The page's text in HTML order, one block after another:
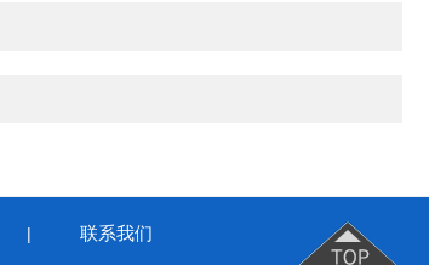
| 联系我们